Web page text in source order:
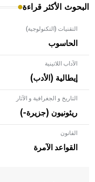
البحوث الأكثر قراءة
التقنيات (التكنولوجية)
الحاسوب
الآداب اللاتينية
إيطالية (الأدب)
التاريخ و الجغرافية و الآثار
ريئونيون (جزيرة-)
القانون
القواعد الآمرة
- هل تعلم أن الأبلق
بالعمارة الإسلامية
المعمار على بناء